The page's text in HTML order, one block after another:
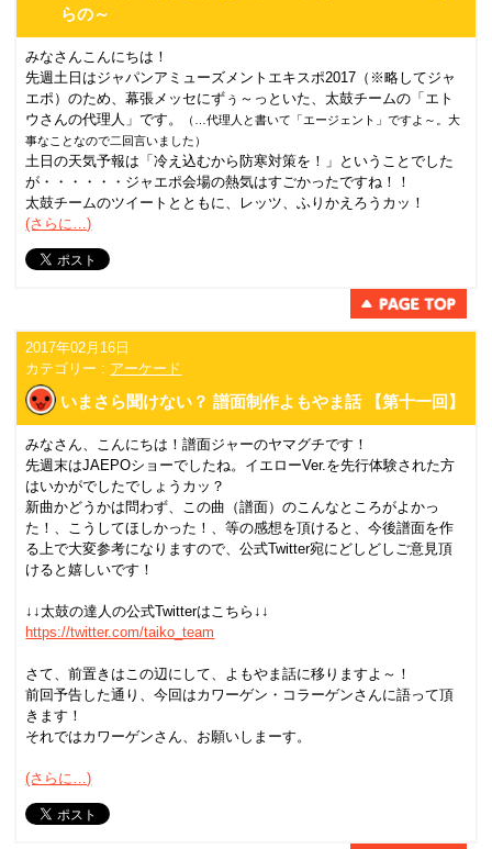
らの～
みなさんこんにちは！
先週土日はジャパンアミューズメントエキスポ2017（※略してジャ
エポ）のため、幕張メッセにずぅ～っといた、太鼓チームの「エト
ウさんの代理人」です。
（…代理人と書いて「エージェント」ですよ～。大
事なことなので二回言いました）
土日の天気予報は「冷え込むから防寒対策を！」ということでした
が・・・・・・ジャエポ会場の熱気はすごかったですね！！
太鼓チームのツイートとともに、レッツ、ふりかえろうカッ！
(さらに…)
2017年02月16日
カテゴリー : アーケード
いまさら聞けない？ 譜面制作よもやま話 【第十一回】
みなさん、こんにちは！譜面ジャーのヤマグチです！
先週末はJAEPOショーでしたね。イエローVer.を先行体験された方
はいかがでしたでしょうカッ？
新曲かどうかは問わず、この曲（譜面）のこんなところがよかっ
た！、こうしてほしかった！、等の感想を頂けると、今後譜面を作
る上で大変参考になりますので、公式Twitter宛にどしどしご意見頂
けると嬉しいです！
↓↓太鼓の達人の公式Twitterはこちら↓↓
https://twitter.com/taiko_team
さて、前置きはこの辺にして、よもやま話に移りますよ～！
前回予告した通り、今回はカワーゲン・コラーゲンさんに語って頂
きます！
それではカワーゲンさん、お願いしまーす。
(さらに…)